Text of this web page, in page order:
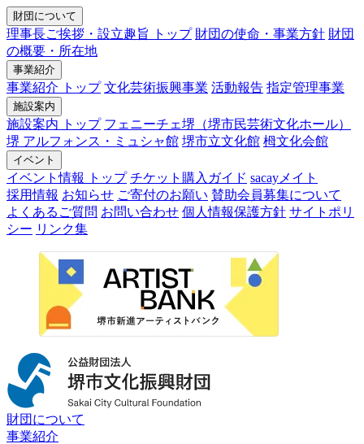
財団について
理事長ご挨拶・設立趣旨 トップ 財団の使命・事業方針 財団
の概要・所在地
事業紹介
事業紹介 トップ 文化芸術振興事業 活動報告 指定管理事業
施設案内
施設案内 トップ フェニーチェ堺（堺市民芸術文化ホール）
堺 アルフォンス・ミュシャ館 堺市立文化館 栂文化会館
イベント
イベント情報 トップ チケット購入ガイド sacayメイト
採用情報 お知らせ ご寄付のお願い 賛助会員募集について
よくあるご質問 お問い合わせ 個人情報保護方針 サイトポリ
シー リンク集
財団について
事業紹介